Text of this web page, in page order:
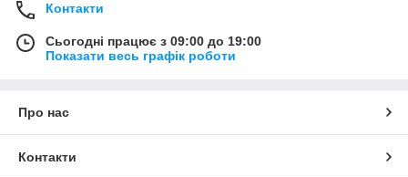
Контакти
Сьогодні працює з 09:00 до 19:00
Показати весь графік роботи
Про нас
Контакти